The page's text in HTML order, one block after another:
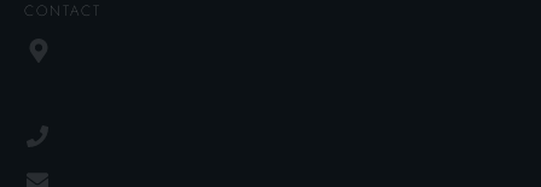
CONTACT